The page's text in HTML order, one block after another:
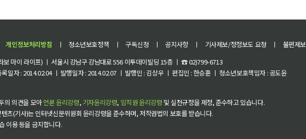
개인정보처리방침 ㅣ 청소년보호정책 ㅣ 구독신청 ㅣ 공지사항 ㅣ 기사제보/정정보도 요청 ㅣ 불편제보
보 마이 라이프) ㅣ 서울시 강남구 강남대로 556 이투데이빌딩 15층 ㅣ ☎ 02)799-6713
일자 : 2014.02.04 ㅣ 발행일자 : 2014.02.07 ㅣ 발행인 : 김상우 ㅣ 편집인 : 한승훈 ㅣ 청소년보호책임자 : 공도윤
의 의견을 모아언론 윤리강령, 기자윤리강령, 임직원 윤리강령 및 실천규정을 제정, 준수하고 있습니다.
츠(기사)는 인터넷신문위원회 윤리강령을 준수하며, 저작권법의 보호를 받습니다.
이용 등을 금지합니다.